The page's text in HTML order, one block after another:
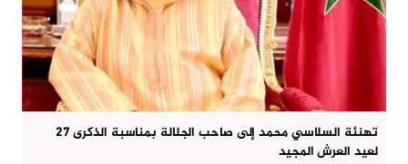
تهنئة السلاسي محمد إلى صاحب الجلالة بمناسبة الذكرى 27
لعيد العرش المجيد